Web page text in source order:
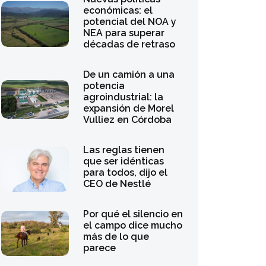
económicas: el
potencial del NOA y
NEA para superar
décadas de retraso
De un camión a una
potencia
agroindustrial: la
expansión de Morel
Vulliez en Córdoba
Las reglas tienen
que ser idénticas
para todos, dijo el
CEO de Nestlé
Por qué el silencio en
el campo dice mucho
más de lo que
parece